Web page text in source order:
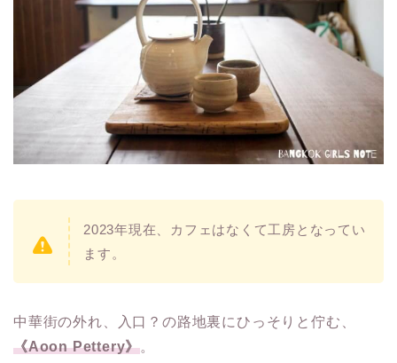
2023年現在、カフェはなくて工房となってい
ます。
中華街の外れ、入口？の路地裏にひっそりと佇む、
《Aoon Pettery》。